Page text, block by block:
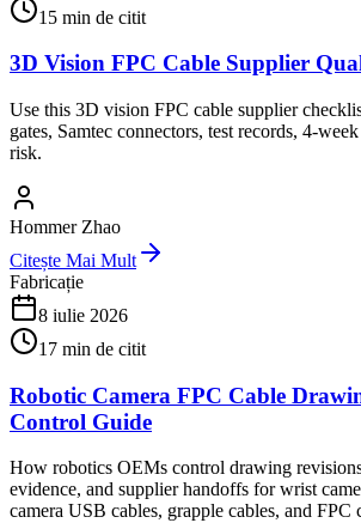
15 min de citit
3D Vision FPC Cable Supplier
Use this 3D vision FPC cable supplier
gates, Samtec connectors, test records, 4-
risk.
Hommer Zhao
Citește Mai Mult
Fabricație
8 iulie 2026
17 min de citit
Robotic Camera FPC Cable
Control Guide
How robotics OEMs control drawing
evidence, and supplier handoffs for wrist
camera USB cables, grapple cables, and FPC